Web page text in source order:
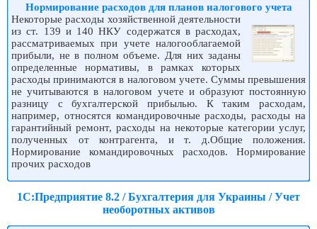
Нормирование расходов для планов налогового учета
Некоторые расходы хозяйственной деятельности
из ст. 139 и 140 НКУ содержатся в расходах,
рассматриваемых при учете налогооблагаемой
прибыли, не в полном объеме. Для них заданы
определенные нормативы, в рамках которых
расходы принимаются в налоговом учете. Суммы превышения
не учитываются в налоговом учете и образуют постоянную
разницу с бухгалтерской прибылью. К таким расходам,
например, относятся командировочные расходы, расходы на
гарантийный ремонт, расходы на некоторые категории услуг,
полученных от контрагента, и т. д.Общие положения.
Нормирование командировочных расходов. Нормирование
прочих расходов
1С:Предприятие 8.2 / Бухгалтерия для Украины / Учет
необоротных активов